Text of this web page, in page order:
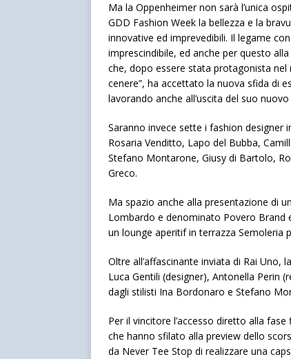
Ma la Oppenheimer non sarà l’unica
GDD Fashion Week la bellezza e la
innovative ed imprevedibili. Il legame
imprescindibile, ed anche per questo
che, dopo essere stata protagonista nel
cenere”, ha accettato la nuova sfida di
lavorando anche all’uscita del suo
Saranno invece sette i fashion designer
Rosaria Venditto, Lapo del Bubba,
Stefano Montarone, Giusy di Bartolo,
Greco.
Ma spazio anche alla presentazione di
Lombardo e denominato Povero Brand
un lounge aperitif in terrazza Semoleria
Oltre all’affascinante inviata di Rai Uno,
Luca Gentili (designer), Antonella Perin
dagli stilisti Ina Bordonaro e Stefano
Per il vincitore l’accesso diretto alla
che hanno sfilato alla preview dello
da Never Tee Stop di realizzare una